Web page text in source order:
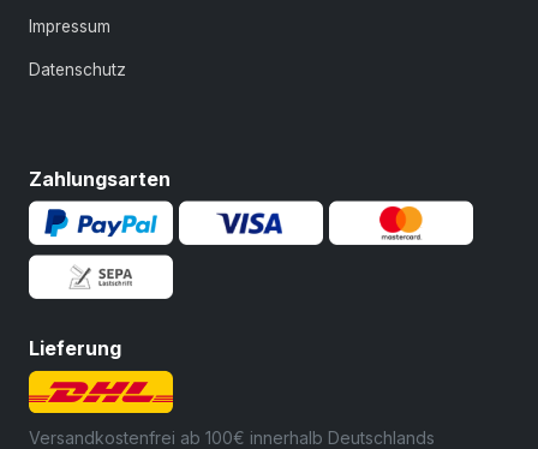
Impressum
Datenschutz
Zahlungsarten
Lieferung
Versandkostenfrei ab 100€ innerhalb Deutschlands